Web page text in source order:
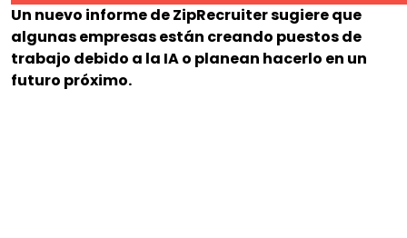
Un nuevo informe de ZipRecruiter sugiere que
algunas empresas están creando puestos de
trabajo debido a la IA o planean hacerlo en un
futuro próximo.